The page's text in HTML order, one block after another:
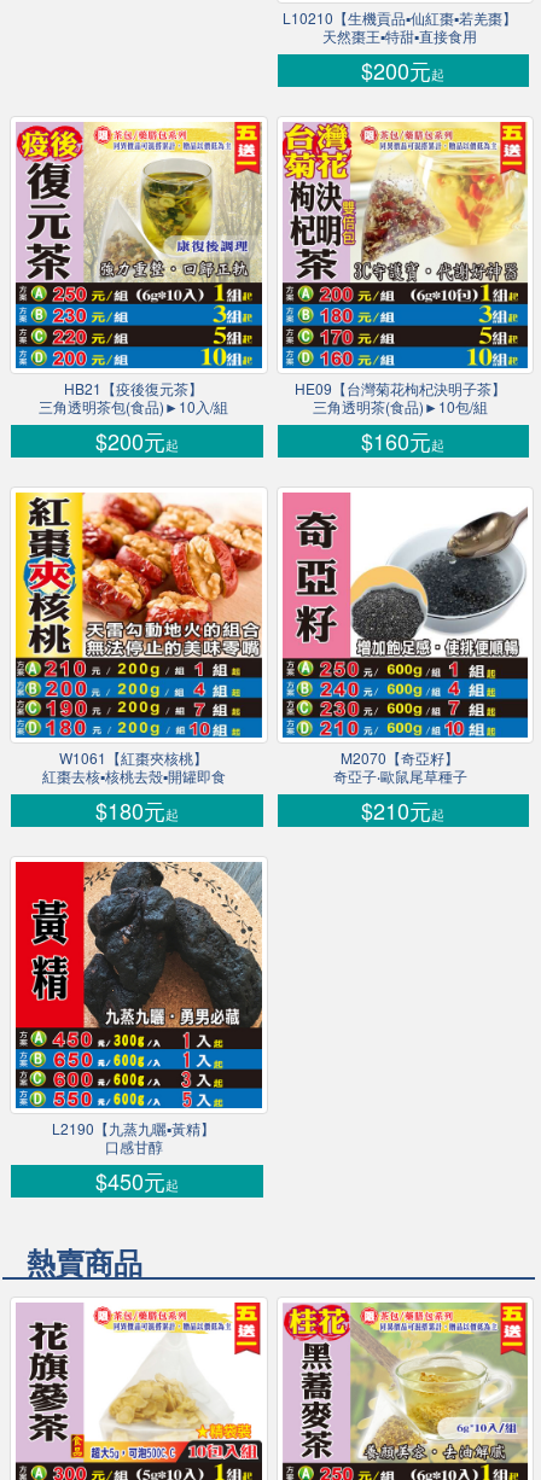
L10210【生機貢品▪仙紅棗▪若羌棗】
天然棗王▪特甜▪直接食用
$200元起
HB21【疫後復元茶】
三角透明茶包(食品)►10入/組
$200元起
HE09【台灣菊花枸杞決明子茶】
三角透明茶(食品)►10包/組
$160元起
W1061【紅棗夾核桃】
紅棗去核▪核桃去殼▪開罐即食
$180元起
M2070【奇亞籽】
奇亞子‧歐鼠尾草種子
$210元起
L2190【九蒸九曬▪黃精】
口感甘醇
$450元起
熱賣商品